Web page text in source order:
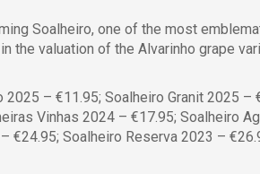
Soalheiro, one of the most
the valuation of the Alvarinho grape
2025 – €11.95; Soalheiro Granit 2025 –
Vinhas 2024 – €17.95; Soalheiro
€24.95; Soalheiro Reserva 2023 –